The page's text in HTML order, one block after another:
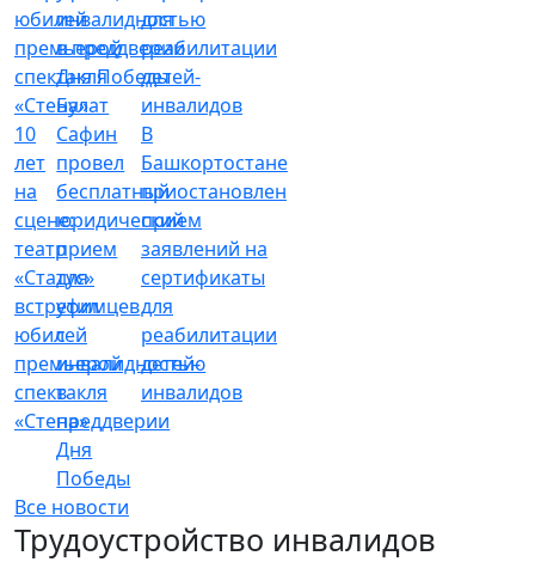
10
лет
на
сцене:
театр
«Статус»
встретил
юбилей
премьерой
спектакля
«Стена»
Булат
Сафин
провел
бесплатный
юридический
прием
для
уфимцев
с
инвалидностью
в
преддверии
Дня
Победы
В
Башкортостане
приостановлен
прием
заявлений на
сертификаты
для
реабилитации
детей-
инвалидов
Все новости
Трудоустройство инвалидов